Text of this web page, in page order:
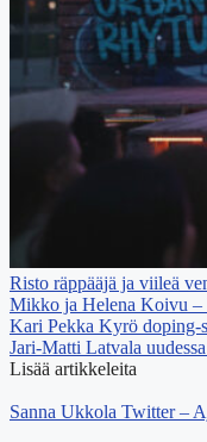
Risto räppääjä ja viileä
Mikko ja Helena Koivu –
Kari Pekka Kyrö doping-
Jari-Matti Latvala
Lisää artikkeleita
Sanna Ukkola Twitter –